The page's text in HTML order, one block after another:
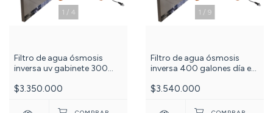
1 / 4
Filtro de agua ósmosis
inversa uv gabinete 300
-626-
$3.350.000
1 / 9
Filtro de agua ósmosis
inversa 400 galones día en
inoxidable PuriPlus c -530-
$3.540.000